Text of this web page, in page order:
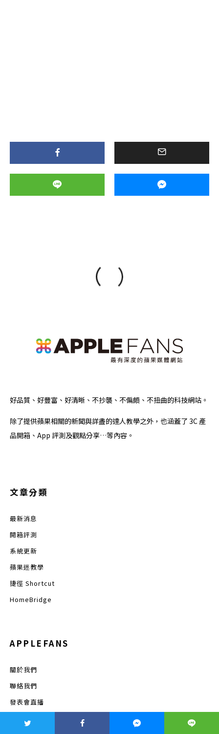
好品質、好豐富、好清晰、不抄襲、不偏頗、不扭曲的科技網站。
除了提供蘋果相關的新聞與詳盡的達人教學之外，也涵蓋了 3C 產
品開箱、App 評測及觀點分享…等內容。
文章分類
最新消息
開箱評測
系統更新
蘋果迷教學
捷徑 Shortcut
HomeBridge
APPLEFANS
關於我們
聯絡我們
發表會直播